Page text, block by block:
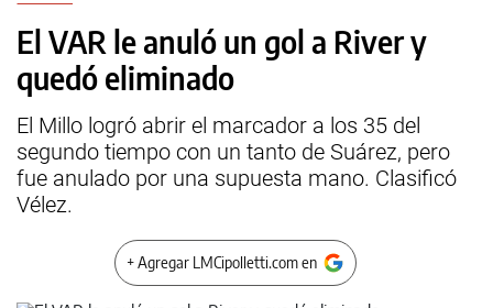
El VAR le anuló un gol a River y
quedó eliminado
El Millo logró abrir el marcador a los 35 del
segundo tiempo con un tanto de Suárez, pero
fue anulado por una supuesta mano. Clasificó
Vélez.
+ Agregar LMCipolletti.com en